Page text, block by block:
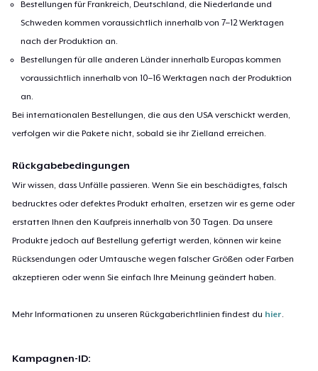
Bestellungen für Frankreich, Deutschland, die Niederlande und
Schweden kommen voraussichtlich innerhalb von 7–12 Werktagen
nach der Produktion an.
Bestellungen für alle anderen Länder innerhalb Europas kommen
voraussichtlich innerhalb von 10–16 Werktagen nach der Produktion
an.
Bei internationalen Bestellungen, die aus den USA verschickt werden,
verfolgen wir die Pakete nicht, sobald sie ihr Zielland erreichen.
Rückgabebedingungen
Wir wissen, dass Unfälle passieren. Wenn Sie ein beschädigtes, falsch
bedrucktes oder defektes Produkt erhalten, ersetzen wir es gerne oder
erstatten Ihnen den Kaufpreis innerhalb von 30 Tagen. Da unsere
Produkte jedoch auf Bestellung gefertigt werden, können wir keine
Rücksendungen oder Umtausche wegen falscher Größen oder Farben
akzeptieren oder wenn Sie einfach Ihre Meinung geändert haben.
Mehr Informationen zu unseren Rückgaberichtlinien findest du hier.
Kampagnen-ID: